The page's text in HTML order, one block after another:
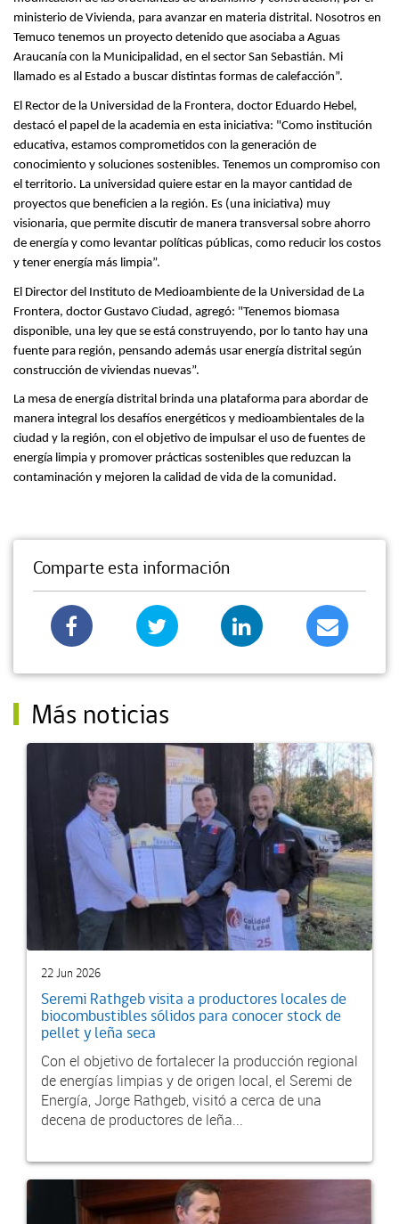
ministerio de Vivienda, para avanzar en materia distrital. Nosotros en
Temuco tenemos un proyecto detenido que asociaba a Aguas
Araucanía con la Municipalidad, en el sector San Sebastián. Mi
llamado es al Estado a buscar distintas formas de calefacción”.
El Rector de la Universidad de la Frontera, doctor Eduardo Hebel,
destacó el papel de la academia en esta iniciativa: "Como institución
educativa, estamos comprometidos con la generación de
conocimiento y soluciones sostenibles. Tenemos un compromiso con
el territorio. La universidad quiere estar en la mayor cantidad de
proyectos que beneficien a la región. Es (una iniciativa) muy
visionaria, que permite discutir de manera transversal sobre ahorro
de energía y como levantar políticas públicas, como reducir los costos
y tener energía más limpia”.
El Director del Instituto de Medioambiente de la Universidad de La
Frontera, doctor Gustavo Ciudad, agregó: "Tenemos biomasa
disponible, una ley que se está construyendo, por lo tanto hay una
fuente para región, pensando además usar energía distrital según
construcción de viviendas nuevas”.
La mesa de energía distrital brinda una plataforma para abordar de
manera integral los desafíos energéticos y medioambientales de la
ciudad y la región, con el objetivo de impulsar el uso de fuentes de
energía limpia y promover prácticas sostenibles que reduzcan la
contaminación y mejoren la calidad de vida de la comunidad.
Comparte esta información
Más noticias
22 Jun 2026
Seremi Rathgeb visita a productores locales de
biocombustibles sólidos para conocer stock de
pellet y leña seca
Con el objetivo de fortalecer la producción regional
de energías limpias y de origen local, el Seremi de
Energía, Jorge Rathgeb, visitó a cerca de una
decena de productores de leña...